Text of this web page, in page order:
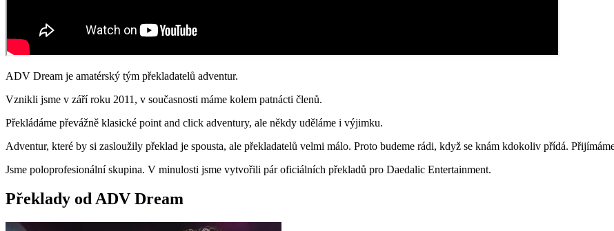
ADV Dream je amatérský tým překladatelů adventur.
Vznikli jsme v září roku 2011, v současnosti máme kolem patnácti členů.
Překládáme převážně klasické point and click adventury, ale někdy uděláme i výjimku.
Adventur, které by si zasloužily překlad je spousta, ale překladatelů velmi málo. Proto budeme rádi, když se knám kdokoliv přídá.
Jsme poloprofesionální skupina. V minulosti jsme vytvořili pár oficiálních překladů pro Daedalic Entertainment.
Překlady od ADV Dream